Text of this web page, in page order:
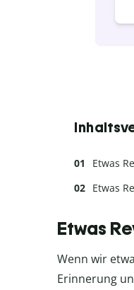
Etwas
Etwas
Etwas
Wenn wir
Erinnerung